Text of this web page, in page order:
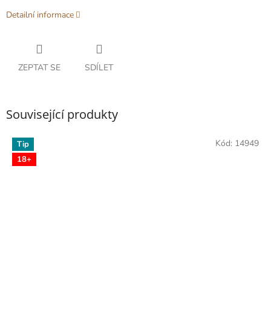
Detailní informace
ZEPTAT SE SDÍLET
Související produkty
Tip
18+
Kód: 14949